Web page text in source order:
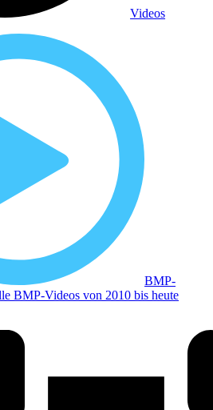
Videos
BMP-
BMP-Videos von 2010 bis heute